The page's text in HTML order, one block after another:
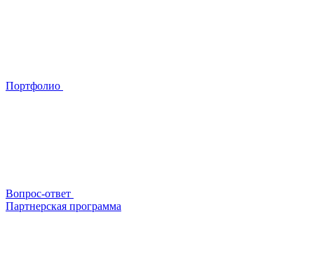
Портфолио
Вопрос-ответ
Партнерская программа